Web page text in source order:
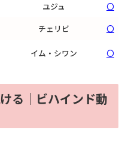
ユジュ
〇
チェリビ 〇
イム・シワン 〇
る｜ビハインド動